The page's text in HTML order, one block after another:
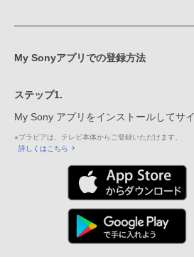
My Sonyアプリでの登録方法
ステップ1.
My Sony アプリをインストールしてサ
※ブラビアは、テレビ本体からご登録いただけます。
詳しくはこちら